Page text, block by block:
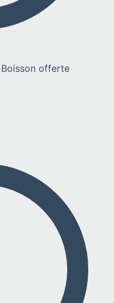
offerte